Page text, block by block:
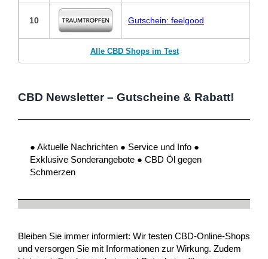
10 Gutschein: feelgood
Alle CBD Shops im Test
CBD Newsletter – Gutscheine & Rabatt!
● Aktuelle Nachrichten ● Service und Info ●
Exklusive Sonderangebote ● CBD Öl gegen
Schmerzen
Bleiben Sie immer informiert: Wir testen CBD-Online-Shops
und versorgen Sie mit Informationen zur Wirkung. Zudem